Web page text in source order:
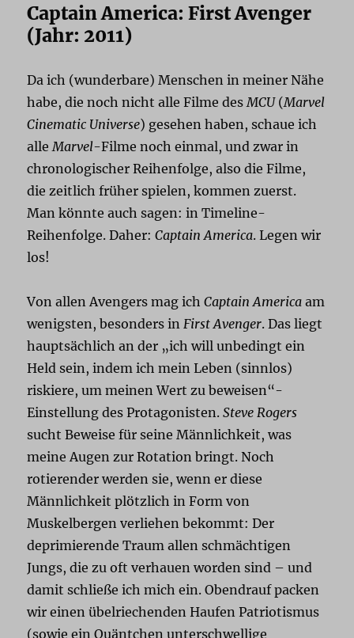
Captain America: First Avenger
(Jahr: 2011)
Da ich (wunderbare) Menschen in meiner Nähe
habe, die noch nicht alle Filme des MCU(Marvel
Cinematic Universe) gesehen haben, schaue ich
alle Marvel-Filme noch einmal, und zwar in
chronologischer Reihenfolge, also die Filme,
die zeitlich früher spielen, kommen zuerst.
Man könnte auch sagen: in Timeline-
Reihenfolge. Daher:Captain America. Legen wir
los!
Von allen Avengers mag ichCaptain America am
wenigsten, besonders in First Avenger. Das liegt
hauptsächlich an der „ich will unbedingt ein
Held sein, indem ich mein Leben (sinnlos)
riskiere, um meinen Wert zu beweisen“-
Einstellung des Protagonisten.Steve Rogers
sucht Beweise für seine Männlichkeit, was
meine Augen zur Rotation bringt. Noch
rotierender werden sie, wenn er diese
Männlichkeit plötzlich in Form von
Muskelbergen verliehen bekommt: Der
deprimierende Traum allen schmächtigen
Jungs, die zu oft verhauen worden sind – und
damit schließe ich mich ein. Obendrauf packen
wir einen übelriechenden Haufen Patriotismus
(sowie ein Quäntchen unterschwellige